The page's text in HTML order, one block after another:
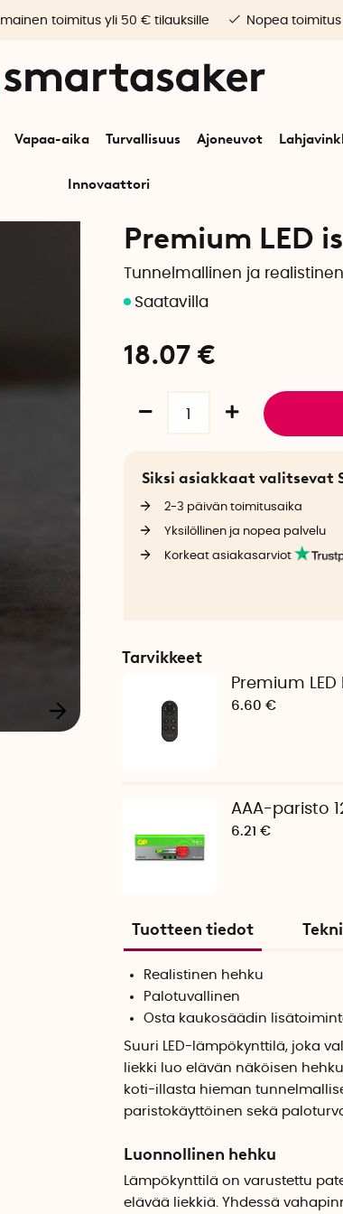
Vapaa-aika Turvallisuus Ajoneuvot
Innovaattori
Ilmainen toimitus yli 50 € tilauksille Nopea
Sisävalaistus Kynttilät
Premium LED
Tunnelmallinen ja
18.07€
Siksi asiakkaat valitsevat
2-3 päivän toimitusaika
Yksilöllinen ja nopea palvelu
Korkeat asiakasarviot
Tarvikkeet
Premium
6.60 €
AAA-paristo
6.21 €
Tuotteen tiedot
Realistinen hehku
Palotuvallinen
Osta kaukosäädin
Suuri LED-lämpökynttilä, joka
liekki luo elävän näköisen
koti-illasta hieman
paristokäyttöinen sekä
Luonnollinen hehku
Lämpökynttilä on varustettu
elävää liekkiä. Yhdessä